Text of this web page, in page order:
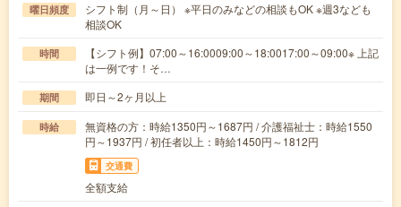
曜日頻度
シフト制（月～日） ※平日のみなどの相談もOK ※週3なども
相談OK
時間
【シフト例】07:00～16:0009:00～18:0017:00～09:00※ 上記
は一例です！そ…
期間 即日～2ヶ月以上
時給
無資格の方：時給1350円～1687円 / 介護福祉士：時給1550
円～1937円 / 初任者以上：時給1450円～1812円
交通費
全額支給